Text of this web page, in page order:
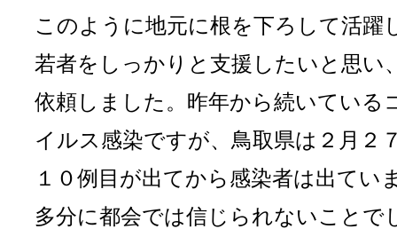
このように地元に根を下ろして活躍
若者をしっかりと支援したいと思い
依頼しました。昨年から続いている
イルス感染ですが、鳥取県は２月２
１０例目が出てから感染者は出てい
多分に都会では信じられないことで